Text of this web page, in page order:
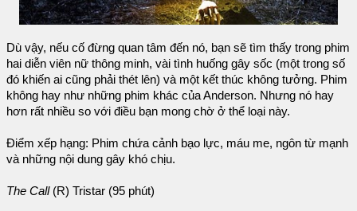
Dù vậy, nếu cố đừng quan tâm đến nó, bạn sẽ tìm thấy trong phim
hai diễn viên nữ thông minh, vài tình huống gây sốc (một trong số
đó khiến ai cũng phải thét lên) và một kết thúc không tưởng. Phim
không hay như những phim khác của Anderson. Nhưng nó hay
hơn rất nhiều so với điều bạn mong chờ ở thể loại này.
Điểm xếp hạng: Phim chứa cảnh bạo lực, máu me, ngôn từ mạnh
và những nội dung gây khó chịu.
The Call(R) Tristar (95 phút)